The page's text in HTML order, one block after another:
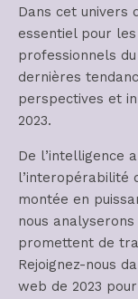
Dans cet univers
essentiel pour
professionnels
dernières
perspectives et
2023.
De l’intelligence
l’interopérabilité
montée en
nous
promettent de
Rejoignez-nous
web de 2023